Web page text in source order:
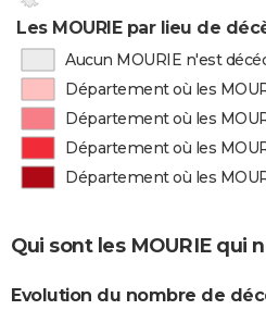
Les MOURIE par lieu de
Aucun MOURIE n'est
Département où les
Département où les
Département où les
Département où les
Qui sont les MOURIE qui
Evolution du nombre de